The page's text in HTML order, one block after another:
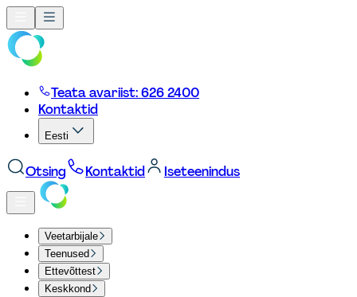
Teata avariist: 626 2400
Kontaktid
Eesti
Otsing Kontaktid Iseteenindus
Veetarbijale
Teenused
Ettevõttest
Keskkond